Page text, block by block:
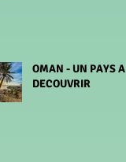
OMAN - UN PAYS A
DECOUVRIR